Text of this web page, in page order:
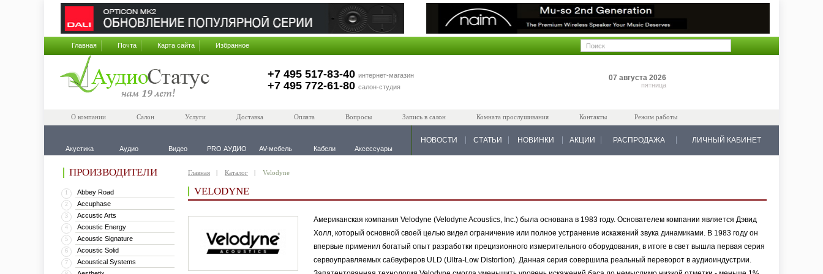
Главная Почта Карта сайта Избранное
+7 495 517-83-40 интернет-магазин
+7 495 772-61-80 салон-студия
07 августа 2026
пятница
О компании Салон Услуги Доставка Оплата Вопросы Запись в салон Комната прослушивания Контакты Режим работы
Акустика Аудио Видео PRO АУДИО AV-мебель Кабели Аксессуары
НОВОСТИ СТАТЬИ НОВИНКИ АКЦИИ РАСПРОДАЖА ЛИЧНЫЙ КАБИНЕТ
ПРОИЗВОДИТЕЛИ
1 Abbey Road
2 Accuphase
3 Accustic Arts
4 Acoustic Energy
5 Acoustic Signature
6 Acoustic Solid
7 Acoustical Systems
Главная Каталог Velodyne
VELODYNE
Американская компания Velodyne (Velodyne Acoustics, Inc.) была основана в 1983 году. Основателем компании является Дэвид
Холл, который основной своей целью видел ограничение или полное устранение искажений звука динамиками. В 1983 году он
впервые применил богатый опыт разработки прецизионного измерительного оборудования, в итоге в свет вышла первая серия
сервоуправляемых сабвуферов ULD (Ultra-Low Distortion). Данная серия совершила реальный переворот в аудиоиндустрии.